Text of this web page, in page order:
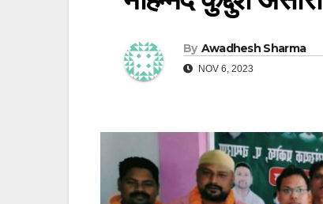
By Awadhesh Sharma
NOV 6, 2023